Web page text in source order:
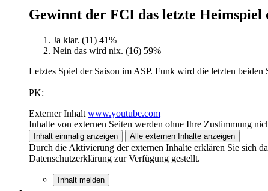
Gewinnt der FCI das letzte Heimspiel
Ja klar. (11) 41%
Nein das wird nix. (16) 59%
Letztes Spiel der Saison im ASP. Funk wird die letzten
PK:
Externer Inhalt www.youtube.com
Inhalte von externen Seiten werden ohne Ihre Zustimmung
Inhalt einmalig anzeigen Alle externen Inhalte anzeigen
Durch die Aktivierung der externen Inhalte erklären Sie sich
Datenschutzerklärung zur Verfügung gestellt.
Inhalt melden